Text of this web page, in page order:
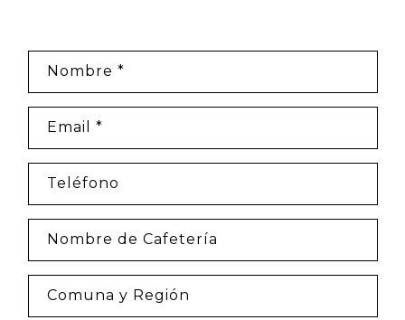
Nombre *
Email *
Teléfono
Nombre de Cafetería
Comuna y Región